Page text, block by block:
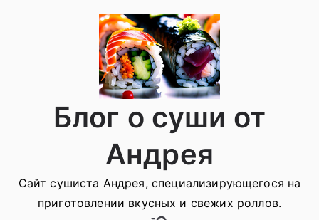
Блог о суши от
Андрея
Сайт сушиста Андрея, специализирующегося на
приготовлении вкусных и свежих роллов.